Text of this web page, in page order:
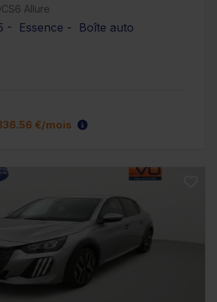
Allure
- Essence - Boîte auto
€/mois